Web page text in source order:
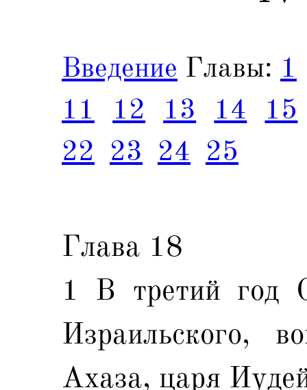
Введение Главы: 1
11
12 13 14
15
22 23 24 25
Глава 18
1 В третий год
Израильского,
Ахаза, царя